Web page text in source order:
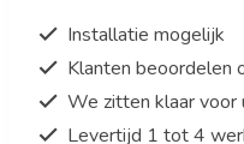
Installatie mogelijk
Klanten beoordelen
We zitten klaar voor
Levertijd 1 tot 4